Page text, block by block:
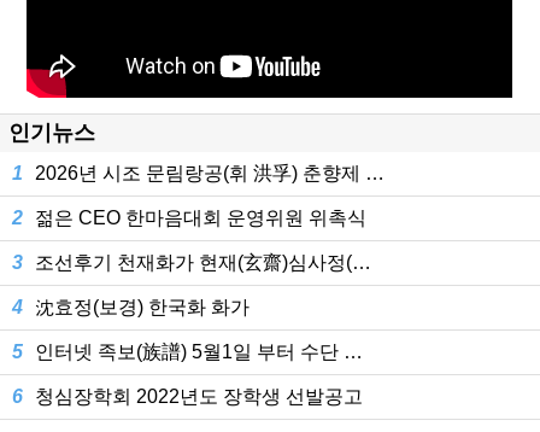
인기뉴스
1 2026년 시조 문림랑공(휘 洪孚) 춘향제 …
2 젊은 CEO 한마음대회 운영위원 위촉식
3 조선후기 천재화가 현재(玄齋)심사정(…
4 沈효정(보경) 한국화 화가
5 인터넷 족보(族譜) 5월1일 부터 수단 …
6 청심장학회 2022년도 장학생 선발공고